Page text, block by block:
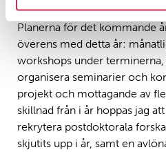
Planerna för det kommande
överens med detta år:
workshops under
organisera seminarier och
projekt och mottagande av
skillnad från i år hoppas jag
rekrytera postdoktorala
skjutits upp i år, samt en